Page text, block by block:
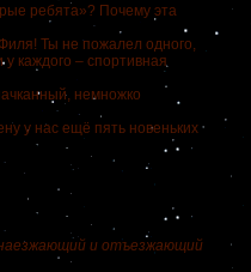
ребята»? Почему эта
Ты не пожалел одного,
каждого – спортивная
немножко
у нас ещё пять новеньких
наезжающий и отъезжающий